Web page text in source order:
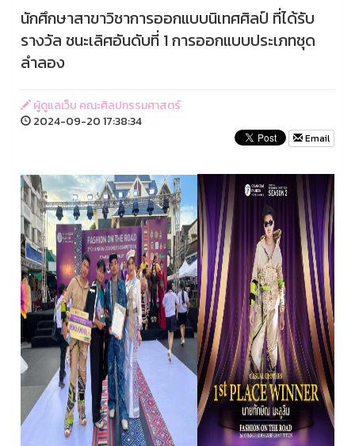
นักศึกษาสาขาวิชาการออกแบบนิเทศศิลป์ ที่ได้รับ
รางวัล ชนะเลิศอันดับที่ 1 การออกแบบประเภทชุด
ลำลอง
ผู้ดูแลเว็บ คณะศิลปกรรมศาสตร์
2024-09-20 17:38:34
Email